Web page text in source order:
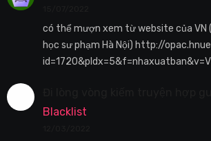
có thể mượn xem từ website của VN
học sư phạm Hà Nội) http://
Blacklist